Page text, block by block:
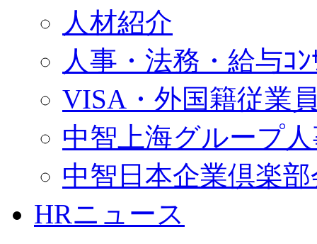
人材紹介
人事・法務・給与ｺﾝ
VISA・外国籍従業
中智上海グループ
中智日本企業倶楽
HRニュース